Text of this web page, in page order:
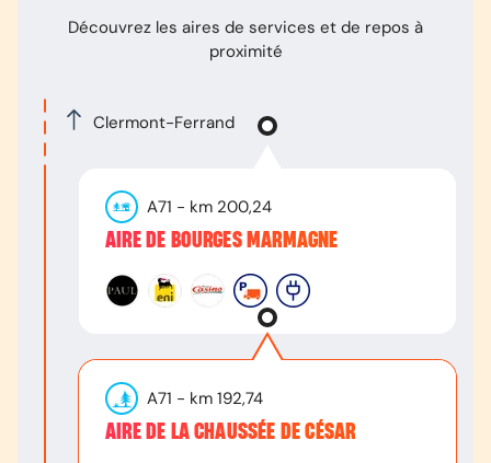
Découvrez les aires de services et de repos à
proximité
Clermont-Ferrand
A71 - km 200,24
AIRE DE BOURGES MARMAGNE
A71 - km 192,74
AIRE DE LA CHAUSSÉE DE CÉSAR